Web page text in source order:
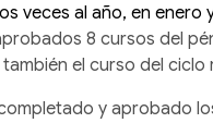
veces al año, en enero
8 cursos del
el curso del
y aprobado